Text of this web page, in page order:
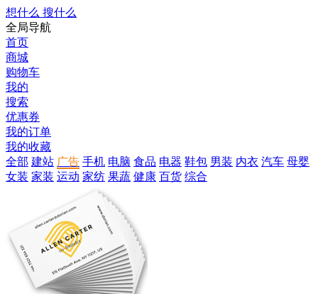
想什么 搜什么
全局导航
首页
商城
购物车
我的
搜索
优惠券
我的订单
我的收藏
全部 建站 广告 手机 电脑 食品 电器 鞋包 男装 内衣 汽车 母婴
女装 家装 运动 家纺 果蔬 健康 百货 综合